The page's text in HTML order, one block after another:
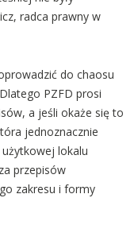
radca prawny w
do chaosu
PZFD prosi
a jeśli okaże się to
jednoznacznie
lokalu
przepisów
zakresu i formy